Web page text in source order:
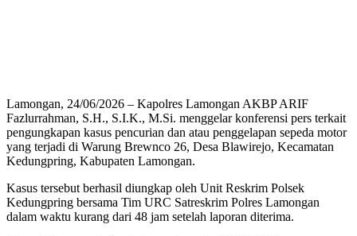
Lamongan, 24/06/2026 – Kapolres Lamongan AKBP ARIF
Fazlurrahman, S.H., S.I.K., M.Si. menggelar konferensi pers terkait
pengungkapan kasus pencurian dan atau penggelapan sepeda motor
yang terjadi di Warung Brewnco 26, Desa Blawirejo, Kecamatan
Kedungpring, Kabupaten Lamongan.
Kasus tersebut berhasil diungkap oleh Unit Reskrim Polsek
Kedungpring bersama Tim URC Satreskrim Polres Lamongan
dalam waktu kurang dari 48 jam setelah laporan diterima.